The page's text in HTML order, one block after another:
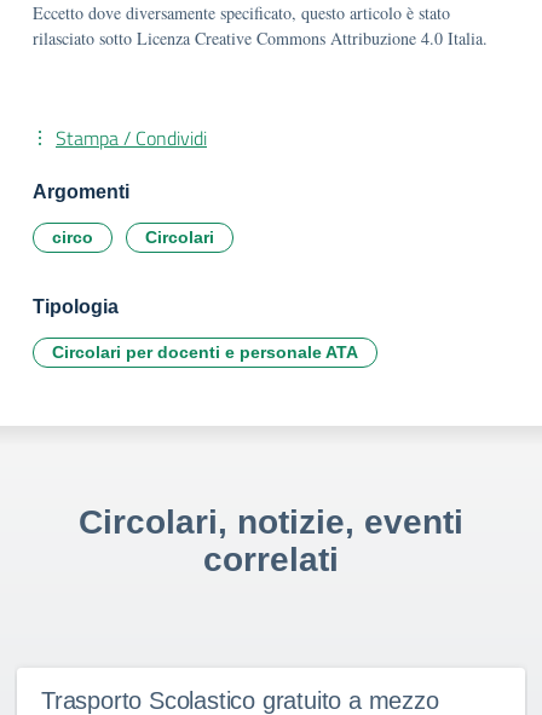
Eccetto dove diversamente specificato, questo articolo è stato
rilasciato sotto Licenza Creative Commons Attribuzione 4.0 Italia.
Stampa / Condividi
Argomenti
circo Circolari
Tipologia
Circolari per docenti e personale ATA
Circolari, notizie, eventi
correlati
Trasporto Scolastico gratuito a mezzo